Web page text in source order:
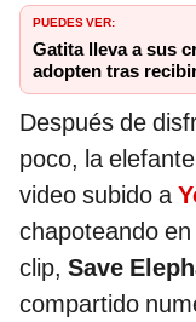
PUEDES VER:
Gatita lleva a sus
adopten tras
Después de
poco, la
video subido a
chapoteando
clip, Save
compartido